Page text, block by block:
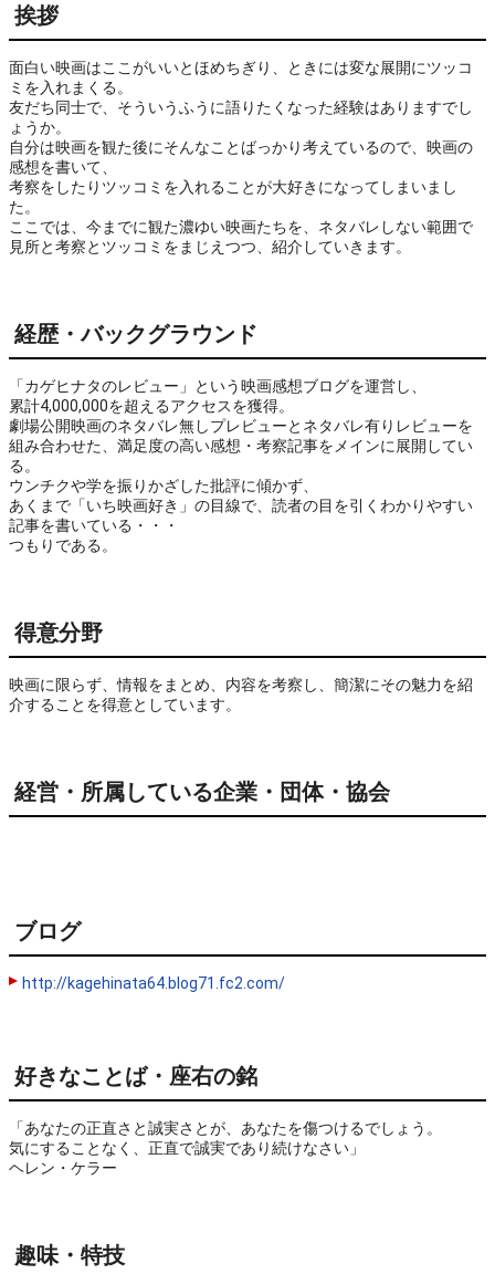
挨拶
面白い映画はここがいいとほめちぎり、ときには変な展開にツッコ
ミを入れまくる。
友だち同士で、そういうふうに語りたくなった経験はありますでし
ょうか。
自分は映画を観た後にそんなことばっかり考えているので、映画の
感想を書いて、
考察をしたりツッコミを入れることが大好きになってしまいまし
た。
ここでは、今までに観た濃ゆい映画たちを、ネタバレしない範囲で
見所と考察とツッコミをまじえつつ、紹介していきます。
経歴・バックグラウンド
「カゲヒナタのレビュー」という映画感想ブログを運営し、
累計4,000,000を超えるアクセスを獲得。
劇場公開映画のネタバレ無しプレビューとネタバレ有りレビューを
組み合わせた、満足度の高い感想・考察記事をメインに展開してい
る。
ウンチクや学を振りかざした批評に傾かず、
あくまで「いち映画好き」の目線で、読者の目を引くわかりやすい
記事を書いている・・・
つもりである。
得意分野
映画に限らず、情報をまとめ、内容を考察し、簡潔にその魅力を紹
介することを得意としています。
経営・所属している企業・団体・協会
ブログ
http://kagehinata64.blog71.fc2.com/
好きなことば・座右の銘
「あなたの正直さと誠実さとが、あなたを傷つけるでしょう。
気にすることなく、正直で誠実であり続けなさい」
ヘレン・ケラー
趣味・特技